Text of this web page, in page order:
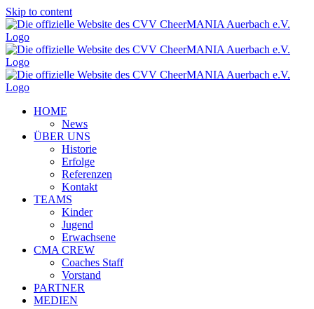
Skip to content
HOME
News
ÜBER UNS
Historie
Erfolge
Referenzen
Kontakt
TEAMS
Kinder
Jugend
Erwachsene
CMA CREW
Coaches Staff
Vorstand
PARTNER
MEDIEN